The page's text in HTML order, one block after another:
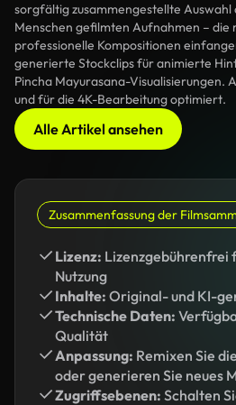
sorgfältig zusammengestellte Auswahl
Menschen gefilmten Aufnahmen – die
professionelle Kompositionen
generierte Stockclips für animierte
Pincha Mayurasana-Visualisierungen.
und für die 4K-Bearbeitung optimiert.
Alle Artikel ansehen
Zusammenfassung der
Lizenz: Lizenzgebührenfrei
Nutzung
Inhalte: Original- und KI-
Technische Daten:
Qualität
Anpassung: Remixen Sie
oder generieren Sie neues
Zugriffsebenen: Schalten